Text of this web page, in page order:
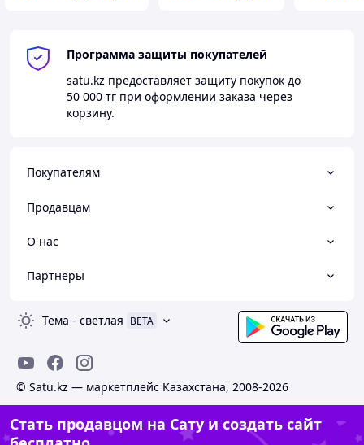
Программа защиты покупателей
satu.kz предоставляет защиту покупок до
50 000 тг при оформлении заказа через
корзину.
Покупателям
Продавцам
О нас
Партнеры
Тема - светлая BETA
© Satu.kz — маркетплейс Казахстана, 2008-2026
Стать продавцом на Сату и создать сайт